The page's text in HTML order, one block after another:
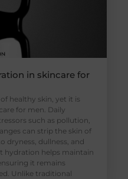
in skincare for
healthy skin, yet it is
for men. Daily
such as pollution,
can strip the skin of
dryness, dullness, and
hydration helps maintain
it remains
Unlike traditional